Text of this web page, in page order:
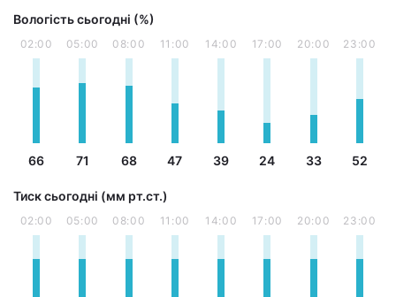
Вологість сьогодні (%)
02:00
66
05:00
71
08:00
68
11:00
47
14:00
39
17:00
24
20:00
33
23:00
52
Тиск сьогодні (мм рт.ст.)
02:00 05:00 08:00 11:00 14:00 17:00 20:00 23:00